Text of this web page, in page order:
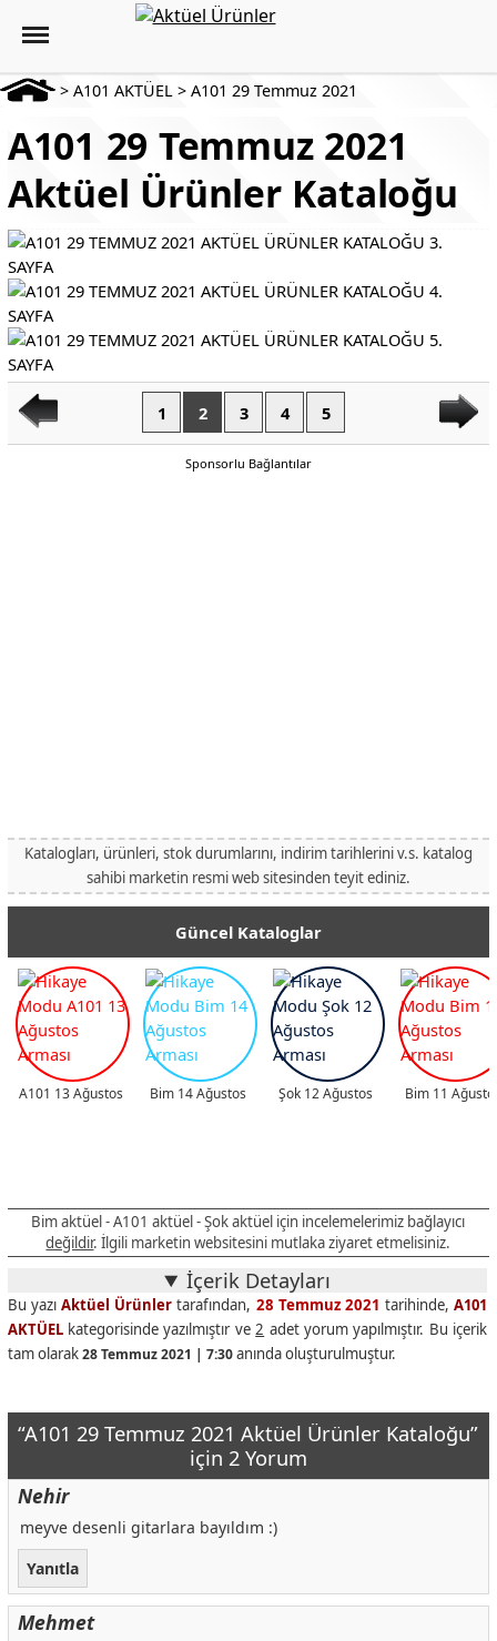
> A101 AKTÜEL > A101 29 Temmuz 2021
A101 29 Temmuz 2021
Aktüel Ürünler Kataloğu
1 2 3 4 5
Sponsorlu Bağlantılar
Katalogları, ürünleri, stok durumlarını, indirim tarihlerini v.s. katalog
sahibi marketin resmi web sitesinden teyit ediniz.
Güncel Kataloglar
A101 13 Ağustos Bim 14 Ağustos Şok 12 Ağustos Bim 11
Bim aktüel - A101 aktüel - Şok aktüel için incelemelerimiz bağlayıcı
değildir. İlgili marketin websitesini mutlaka ziyaret etmelisiniz.
İçerik Detayları
Bu yazıAktüel Ürünler tarafından, 28 Temmuz 2021 tarihinde,A101
AKTÜELkategorisinde yazılmıştır ve2 adet yorum yapılmıştır. Bu içerik
tam olarak28 Temmuz 2021 | 7:30anında oluşturulmuştur.
“A101 29 Temmuz 2021 Aktüel Ürünler Kataloğu”
için 2 Yorum
Nehir
meyve desenli gitarlara bayıldım :)
Yanıtla
Mehmet